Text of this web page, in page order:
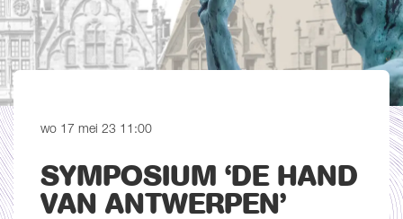
SYMPOSIUM ‘DE HAND
VAN ANTWERPEN’
wo 17 mei 23 11:00